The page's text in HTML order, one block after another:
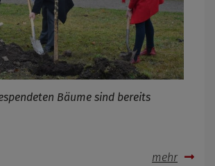
Bäume sind bereits
mehr
Infos schließen